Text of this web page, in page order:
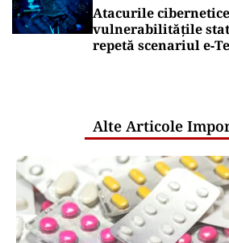
Atacurile
vulnerabilitățile
repetă scenariul
Alte Articole